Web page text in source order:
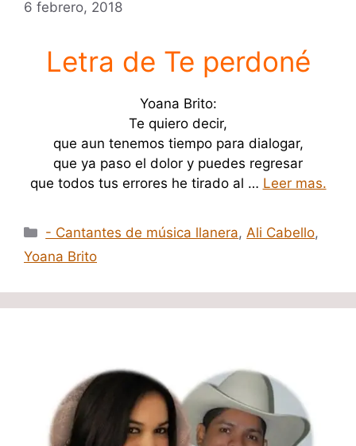
6 febrero, 2018
Letra de Te perdoné
Yoana Brito:
Te quiero decir,
que aun tenemos tiempo para dialogar,
que ya paso el dolor y puedes regresar
que todos tus errores he tirado al … Leer mas.
Categorías
- Cantantes de música llanera, Ali Cabello,
Yoana Brito